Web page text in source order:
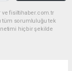
ve fisiltihaber.com.tr
tüm sorumluluğu tek
hiçbir şekilde